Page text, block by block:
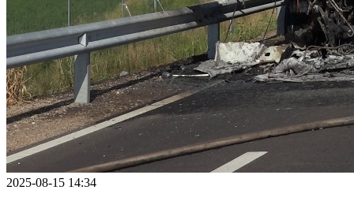
2025-08-15 14:34